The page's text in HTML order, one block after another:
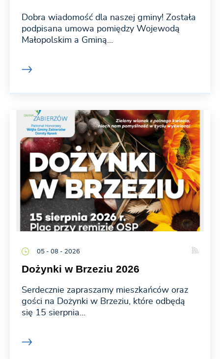
Dobra wiadomość dla naszej gminy! Została
podpisana umowa pomiędzy Wojewodą
Małopolskim a Gminą...
05 - 08 - 2026
Dożynki w Brzeziu 2026
Serdecznie zapraszamy mieszkańców oraz
gości na Dożynki w Brzeziu, które odbędą
się 15 sierpnia...